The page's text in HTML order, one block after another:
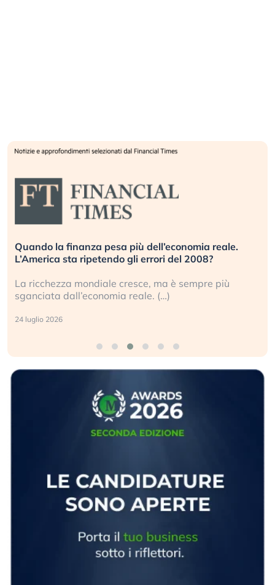
Quando la finanza pesa più dell’economia reale.
L’America sta ripetendo gli errori del 2008?
La ricchezza mondiale cresce, ma è sempre più
sganciata dall’economia reale. (…)
24 luglio 2026